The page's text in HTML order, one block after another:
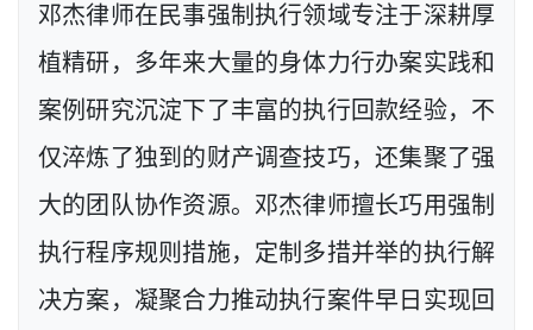
邓杰律师在民事强制执行领域专注于深耕厚
植精研，多年来大量的身体力行办案实践和
案例研究沉淀下了丰富的执行回款经验，不
仅淬炼了独到的财产调查技巧，还集聚了强
大的团队协作资源。邓杰律师擅长巧用强制
执行程序规则措施，定制多措并举的执行解
决方案，凝聚合力推动执行案件早日实现回